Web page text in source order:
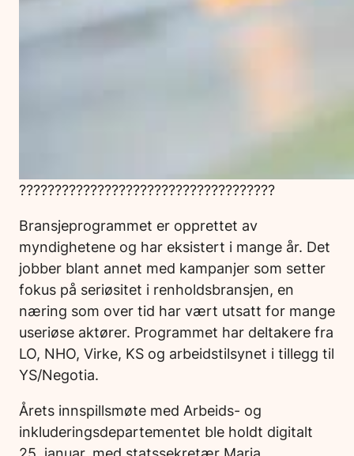
????????????????????????????????????
Bransjeprogrammet er opprettet av
myndighetene og har eksistert i mange år. Det
jobber blant annet med kampanjer som setter
fokus på seriøsitet i renholdsbransjen, en
næring som over tid har vært utsatt for mange
useriøse aktører. Programmet har deltakere fra
LO, NHO, Virke, KS og arbeidstilsynet i tillegg til
YS/Negotia.
Årets innspillsmøte med Arbeids- og
inkluderingsdepartementet ble holdt digitalt